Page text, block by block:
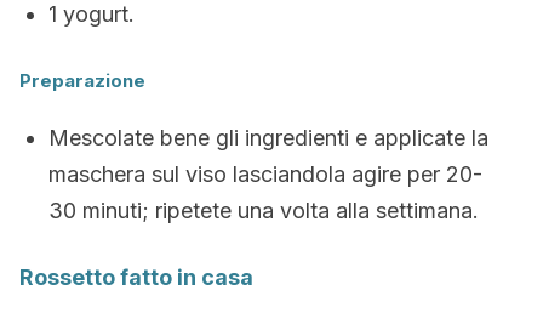
1 yogurt.
Preparazione
Mescolate bene gli ingredienti e applicate la
maschera sul viso lasciandola agire per 20-
30 minuti; ripetete una volta alla settimana.
Rossetto fatto in casa